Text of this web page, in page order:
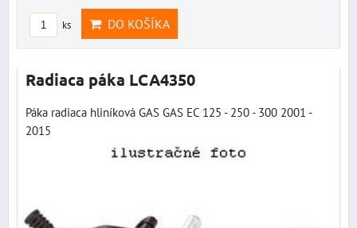
ks DO KOŠÍKA
Radiaca páka LCA4350
Páka radiaca hliníková GAS GAS EC 125 - 250 - 300 2001 -
2015